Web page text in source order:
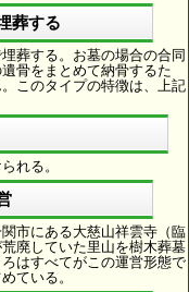
葬する
葬する。お墓の場合の合同
骨をまとめて納骨するた
このタイプの特徴は、上記
れる。
市にある大慈山祥雲寺（臨
廃していた里山を樹木葬墓
はすべてがこの運営形態で
ている。